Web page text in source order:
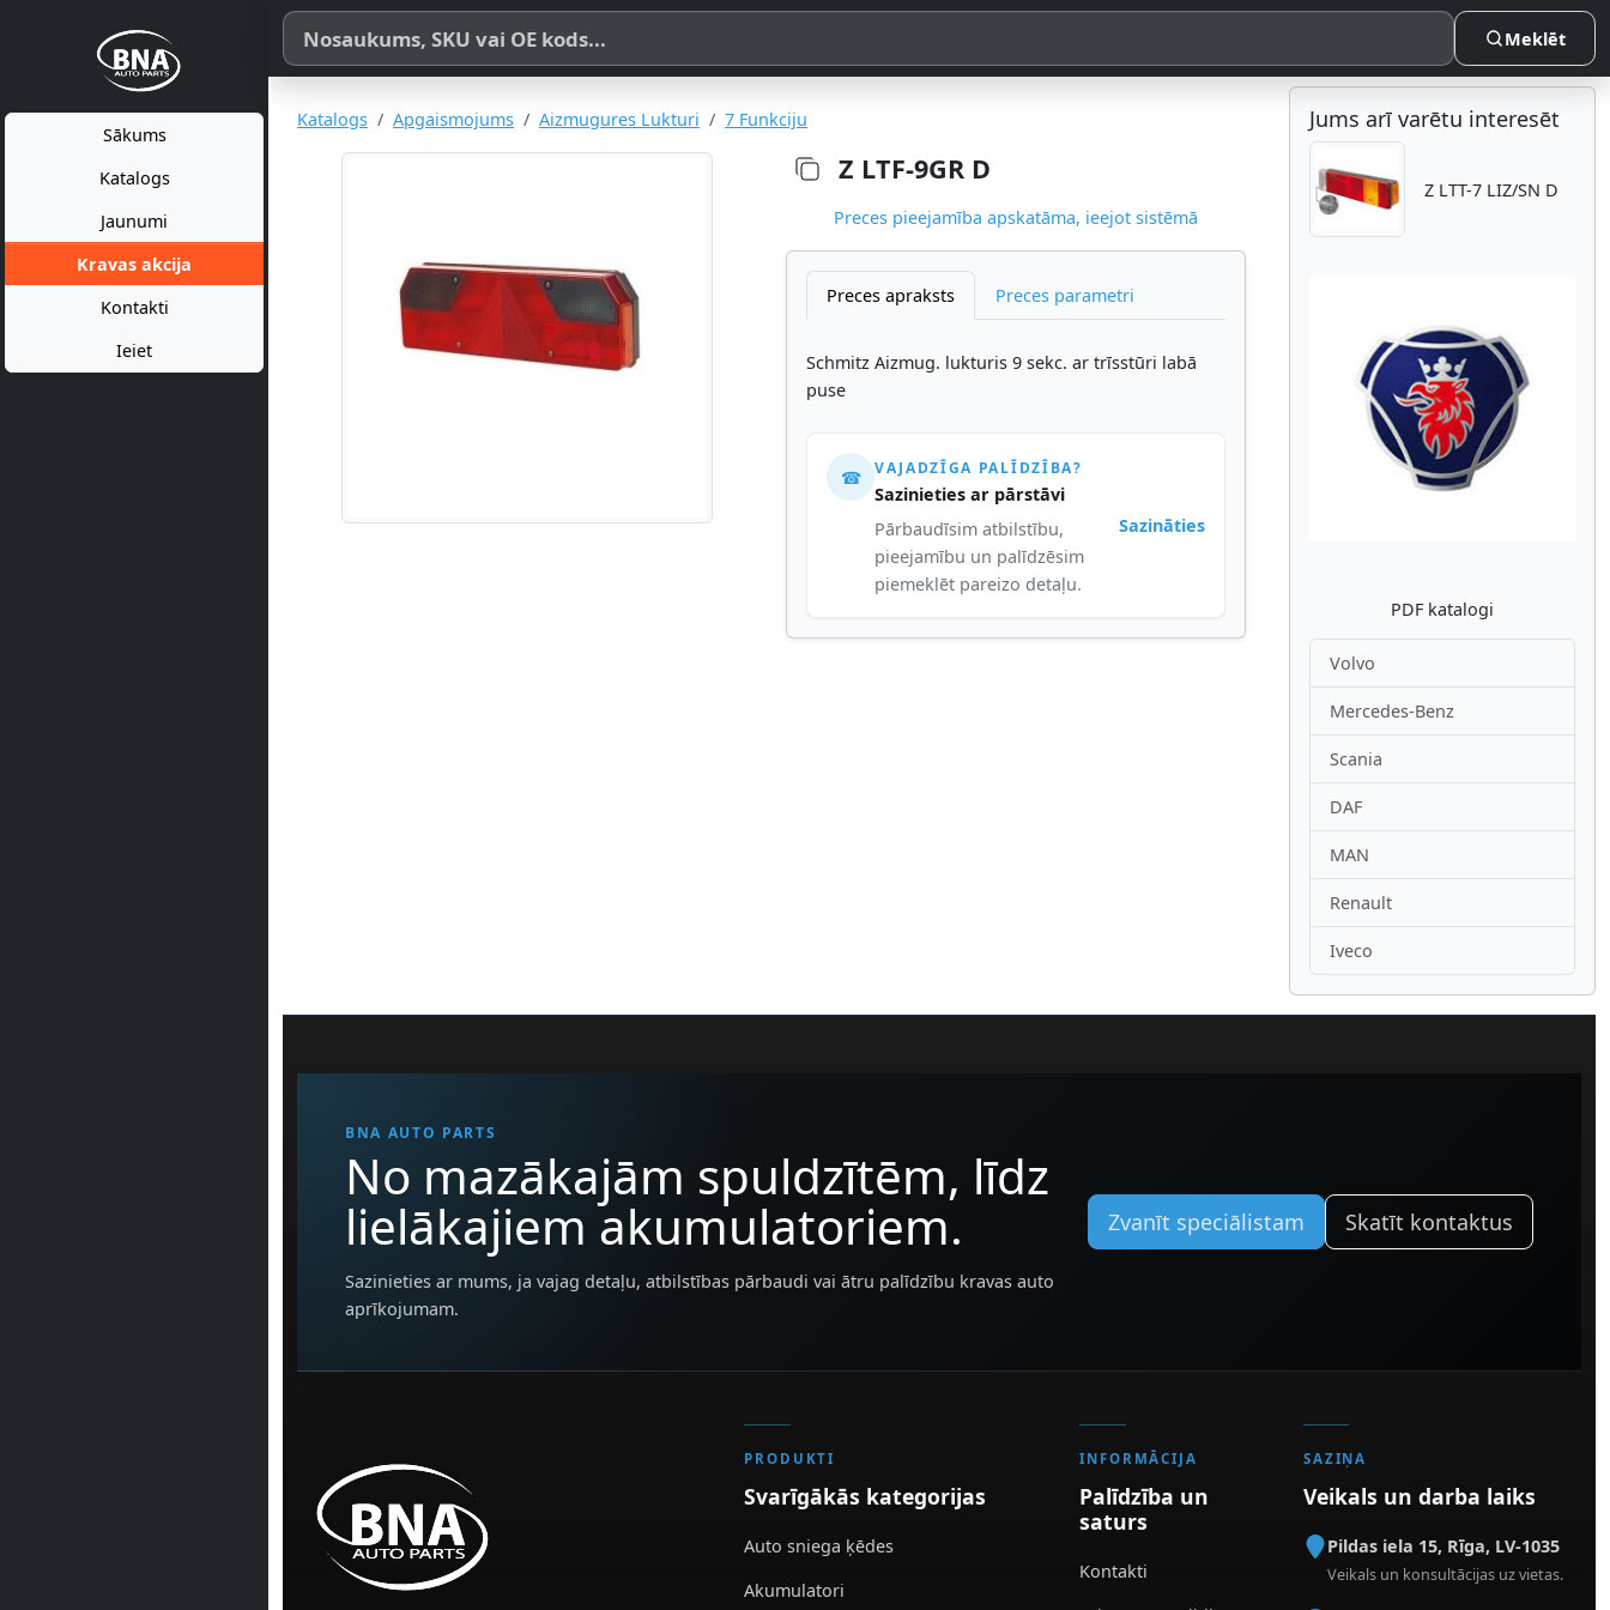
Sākums
Katalogs
Jaunumi
Kravas akcija
Kontakti
Ieiet
Meklēt pēc produkta nosaukuma, SKU vai OE koda
Meklēt
Katalogs Apgaismojums Aizmugures Lukturi 7 Funkciju
Z LTF-9GR D
Preces pieejamība apskatāma, ieejot sistēmā
Preces apraksts Preces parametri
Schmitz Aizmug. lukturis 9 sekc. ar trīsstūri labā
puse
☎ VAJADZĪGA PALĪDZĪBA?
Sazinieties ar pārstāvi
Pārbaudīsim atbilstību,
pieejamību un palīdzēsim
piemeklēt pareizo detaļu.
Sazināties
Jums arī varētu interesēt
Z LTT-7 LIZ/SN D
Atpakaļ
PDF katalogi
Volvo
Mercedes-Benz
Scania
DAF
MAN
Renault
Iveco
BNA AUTO PARTS
No mazākajām spuldzītēm, līdz
lielākajiem akumulatoriem.
Sazinieties ar mums, ja vajag detaļu, atbilstības pārbaudi vai ātru palīdzību kravas auto
aprīkojumam.
Zvanīt speciālistam Skatīt kontaktus
PRODUKTI
Svarīgākās kategorijas
Auto sniega ķēdes
Akumulatori
INFORMĀCIJA
Palīdzība un
saturs
Kontakti
SAZIŅA
Veikals un darba laiks
Pildas iela 15, Rīga, LV-1035
Veikals un konsultācijas uz vietas.